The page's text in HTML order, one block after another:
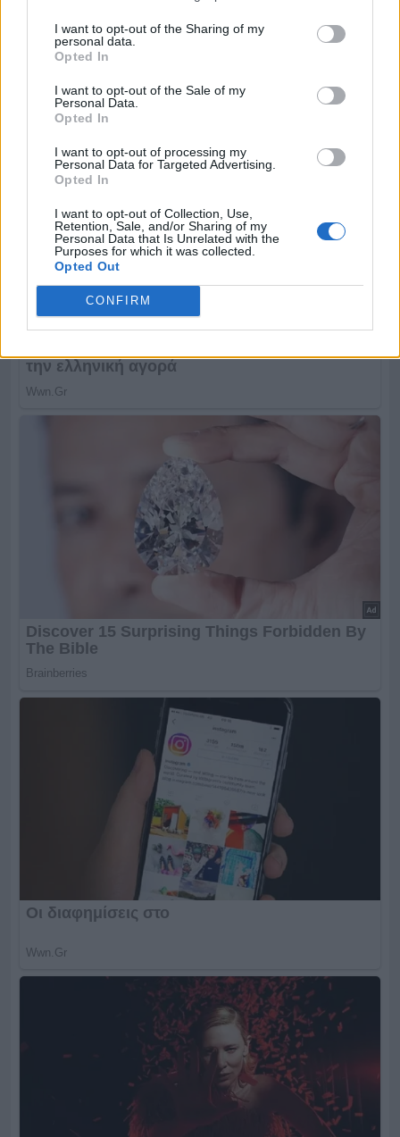
I want to opt-out of the Sharing of my
personal data.
Opted In
I want to opt-out of the Sale of my
Personal Data.
Opted In
I want to opt-out of processing my
Personal Data for Targeted Advertising.
Opted In
I want to opt-out of Collection, Use,
Retention, Sale, and/or Sharing of my
Personal Data that Is Unrelated with the
Purposes for which it was collected.
Opted Out
CONFIRM